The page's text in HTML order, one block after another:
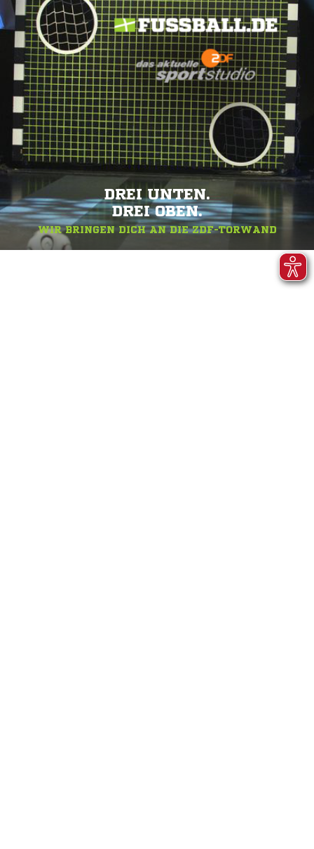
DREI UNTEN.
DREI OBEN.
WIR BRINGEN DICH AN DIE ZDF-TORWAND